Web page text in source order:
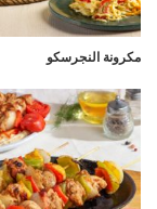
مكرونة النجرسكو